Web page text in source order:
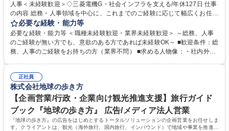
人事＜未経験歓迎＞◇三菱電機G・社会インフラを支える/年休127日 仕事
の内容 総務・人事領域を中心に、これまでのご経験に応じて幅広くお任せ
します。 ＜具体的には＞ ・総務/人事労務（給与・社保・勤怠管理など）
・採用・教育研修 ・福利厚生運用 など ※基本的には事務所勤務ですが、
採用や教育等の業務内容により、関西圏以外への日帰り・宿泊を伴う国内
出張もございます。 ※担当業務を持ちつつ、お互いに助け合いながら、総
必要な経験・能力等
必要な経験・能力等 ＜職種未経験歓迎・業界未経験歓迎＞ ～総務、人事
のご経験が無い方でも、意欲のある方であれば未経験OK～ ■歓迎条件：総
務、人事のご経験をお持ちの方（業界不問） ■求める人物像：・社内外の
正社員
株式会社地球の歩き方
【企画営業/行政・企業向け観光推進支援】旅行ガイド
ブック『地球の歩き方』 広告/メディア法人営業
『地球の歩き方』の広告をはじめとするトータルソリューションの企画営業をお任せしま
す。クライアントは、観光（海外旅行、国内旅行、インバウンド）で地域や事業を推進し